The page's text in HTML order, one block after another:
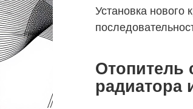
Установка нового
Отопитель
радиатора